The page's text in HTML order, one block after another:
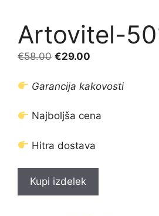
Artovitel-
€58.00 Izvirna
je
€58.00.
€29.00
je:
Garancija kakovosti
Najboljša cena
Hitra dostava
Kupi izdelek